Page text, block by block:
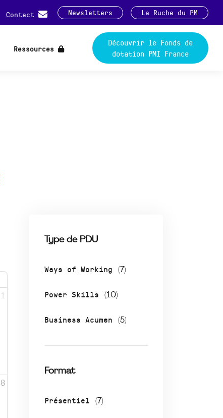
Contact Newsletters La Ruche du PM
Ressources
Découvrir le Fonds de
dotation PMI France
Type de PDU
Ways of Working (7)
Power Skills (10)
Business Acumen (5)
Format
Présentiel (7)
1
8